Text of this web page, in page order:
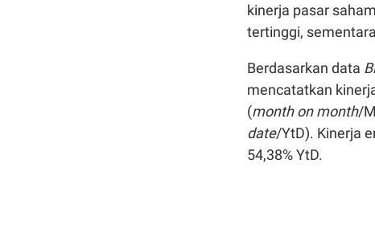
kinerja pasar
tertinggi,
Berdasarkan data
mencatatkan
(month on month/
date/YtD). Kinerja
54,38% YtD.